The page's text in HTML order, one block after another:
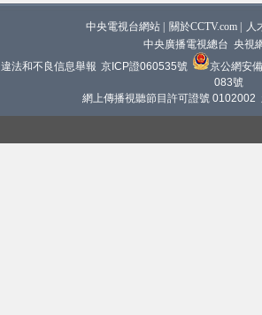
中央電視台網站 關於CCTV.com
人
中央廣播電視總台 央視
違法和不良信息舉報 京ICP證060535號
京公網安
083號
網上傳播視聽節目許可證號 0102002